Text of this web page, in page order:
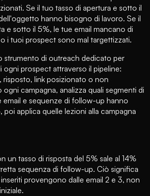
Se il tuo tasso di apertura e sotto il
hanno bisogno di lavoro. Se il
e sotto il 5%, le tue email mancano di
i tuoi prospect sono mal targettizzati.
strumento di outreach dedicato per
ogni prospect attraverso il pipeline:
link posizionato o non
campagna, analizza quali segmenti di
email e sequenze di follow-up hanno
applica quelle lezioni alla campagna
un tasso di risposta del 5% sale al 14%
sequenza di follow-up. Ciò significa
provengono dalle email 2 e 3, non